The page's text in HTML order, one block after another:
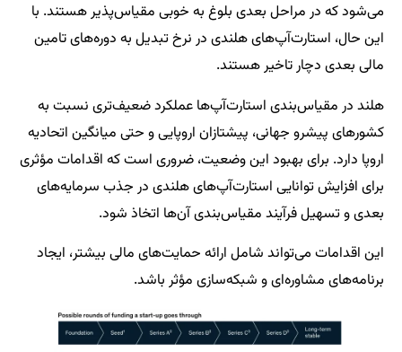
می‌شود که در مراحل بعدی بلوغ به خوبی مقیاس‌پذیر هستند. با
این حال، استارت‌آپ‌های هلندی در نرخ تبدیل به دوره‌های تامین
مالی بعدی دچار تاخیر هستند.
هلند در مقیاس‌بندی استارت‌آپ‌ها عملکرد ضعیف‌تری نسبت به
کشورهای پیشرو جهانی، پیشتازان اروپایی و حتی میانگین اتحادیه
اروپا دارد. برای بهبود این وضعیت، ضروری است که اقدامات مؤثری
برای افزایش توانایی استارت‌آپ‌های هلندی در جذب سرمایه‌های
بعدی و تسهیل فرآیند مقیاس‌بندی آن‌ها اتخاذ شود.
این اقدامات می‌تواند شامل ارائه حمایت‌های مالی بیشتر، ایجاد
برنامه‌های مشاوره‌ای و شبکه‌سازی مؤثر باشد.